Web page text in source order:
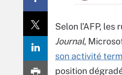
Selon l’AFP,
Journal,
son activité
position